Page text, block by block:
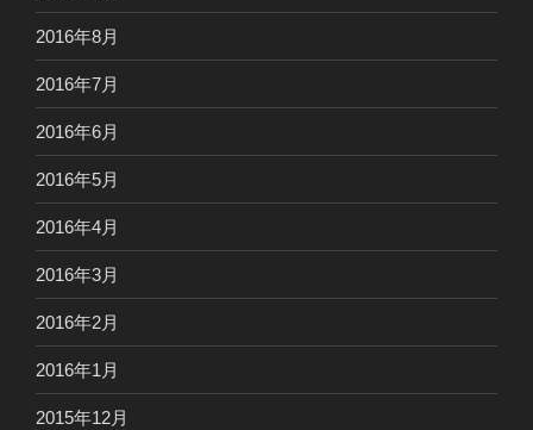
2016年8月
2016年7月
2016年6月
2016年5月
2016年4月
2016年3月
2016年2月
2016年1月
2015年12月